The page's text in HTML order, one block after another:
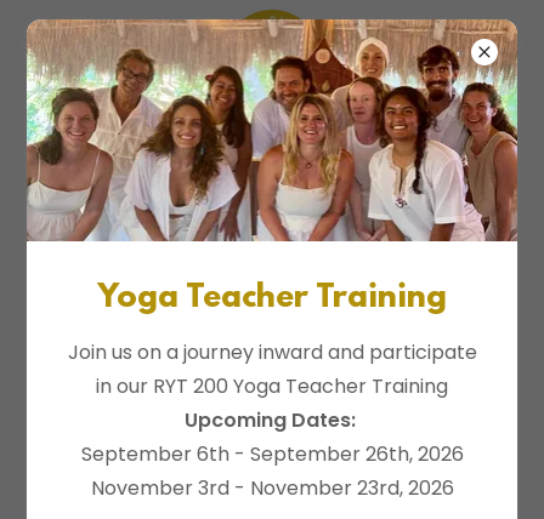
Yoga Teacher Training
Join us on a journey inward and participate
in our RYT 200 Yoga Teacher Training
Upcoming Dates:
September 6th - September 26th, 2026
November 3rd - November 23rd, 2026